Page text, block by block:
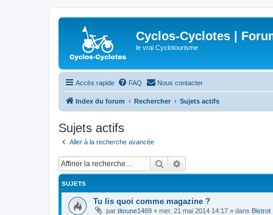
Cyclos-Cyclotes |
le vrai Cyclotourisme
Accès rapide FAQ Nous contacter
Index du forum Rechercher Sujets actifs
Sujets actifs
Aller à la recherche avancée
Rechercher
SUJETS
Tu lis quoi comme magazine ?
par titoune1469 » mer. 21 mai 2014 14:17 » dans Bistrot